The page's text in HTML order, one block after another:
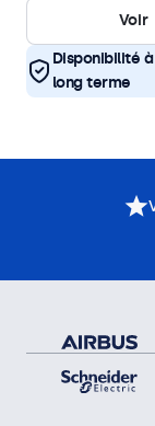
Voir
Disponibilité à
long terme